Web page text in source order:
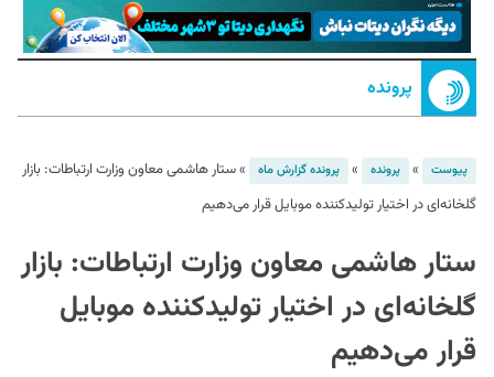
پرونده
پیوست » پرونده » پرونده گزارش ماه »ستار هاشمی معاون وزارت ارتباطات: بازار
گلخانه‌ای در اختیار تولیدکننده موبایل قرار می‌دهیم
ستار هاشمی معاون وزارت ارتباطات: بازار
گلخانه‌ای در اختیار تولیدکننده موبایل
قرار می‌دهیم